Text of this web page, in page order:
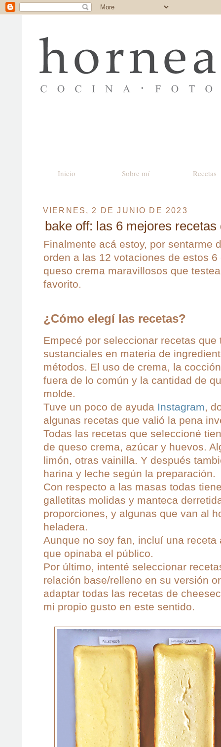
Inicio Sobre mí Recetas
VIERNES, 2 DE JUNIO DE 2023
bake off: las 6 mejores
Finalmente acá estoy, por sentarme
orden a las 12 votaciones de estos
queso crema maravillosos que
favorito.
¿Cómo elegí las recetas?
Empecé por seleccionar recetas que
sustanciales en materia de
métodos. El uso de crema, la
fuera de lo común y la cantidad de
molde.
Tuve un poco de ayuda Instagram,
algunas recetas que valió la pena
Todas las recetas que seleccioné
de queso crema, azúcar y huevos.
limón, otras vainilla. Y después
harina y leche según la preparación.
Con respecto a las masas todas
galletitas molidas y manteca
proporciones, y algunas que van al
heladera.
Aunque no soy fan, incluí una receta
que opinaba el público.
Por último, intenté seleccionar
relación base/relleno en su versión
adaptar todas las recetas de
mi propio gusto en este sentido.